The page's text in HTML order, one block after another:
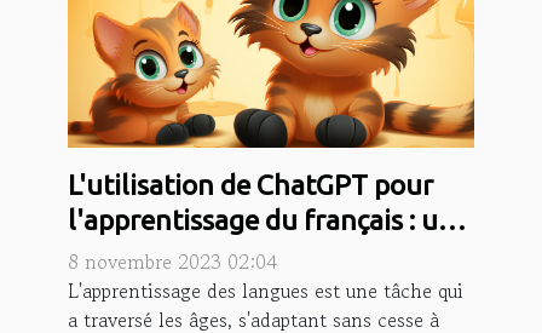
L'utilisation de ChatGPT pour
l'apprentissage du français : une
nouvelle méthode ?
8 novembre 2023 02:04
L'apprentissage des langues est une tâche qui
a traversé les âges, s'adaptant sans cesse à